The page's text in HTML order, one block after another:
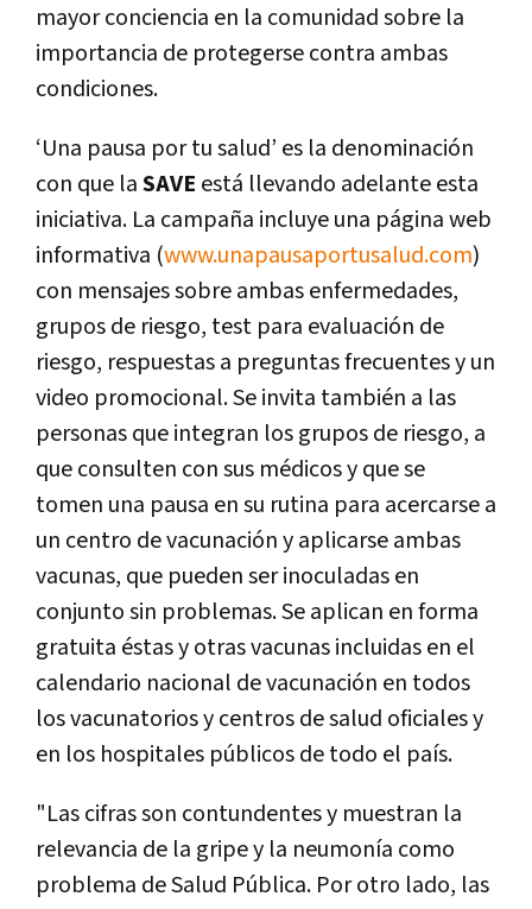
mayor conciencia en la comunidad sobre la
importancia de protegerse contra ambas
condiciones.
‘Una pausa por tu salud’ es la denominación
con que laSAVE está llevando adelante esta
iniciativa. La campaña incluye una página web
informativa (www.unapausaportusalud.com)
con mensajes sobre ambas enfermedades,
grupos de riesgo, test para evaluación de
riesgo, respuestas a preguntas frecuentes y un
video promocional. Se invita también a las
personas que integran los grupos de riesgo, a
que consulten con sus médicos y que se
tomen una pausa en su rutina para acercarse a
un centro de vacunación y aplicarse ambas
vacunas, que pueden ser inoculadas en
conjunto sin problemas. Se aplican en forma
gratuita éstas y otras vacunas incluidas en el
calendario nacional de vacunación en todos
los vacunatorios y centros de salud oficiales y
en los hospitales públicos de todo el país.
"Las cifras son contundentes y muestran la
relevancia de la gripe y la neumonía como
problema de Salud Pública. Por otro lado, las